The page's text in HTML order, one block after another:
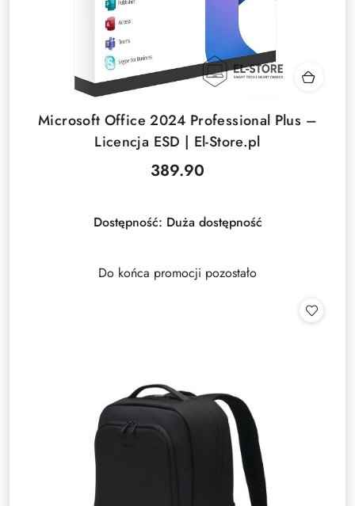
Microsoft Office 2024 Professional Plus –
Licencja ESD | El-Store.pl
Cena:
389.90
Dostępność: Duża dostępność
Do końca promocji pozostało